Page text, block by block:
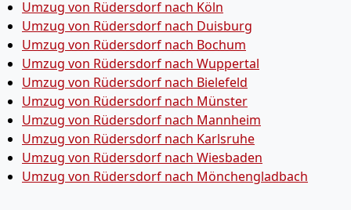
Umzug von Rüdersdorf nach Köln
Umzug von Rüdersdorf nach Duisburg
Umzug von Rüdersdorf nach Bochum
Umzug von Rüdersdorf nach Wuppertal
Umzug von Rüdersdorf nach Bielefeld
Umzug von Rüdersdorf nach Münster
Umzug von Rüdersdorf nach Mannheim
Umzug von Rüdersdorf nach Karlsruhe
Umzug von Rüdersdorf nach Wiesbaden
Umzug von Rüdersdorf nach Mönchen­gladbach